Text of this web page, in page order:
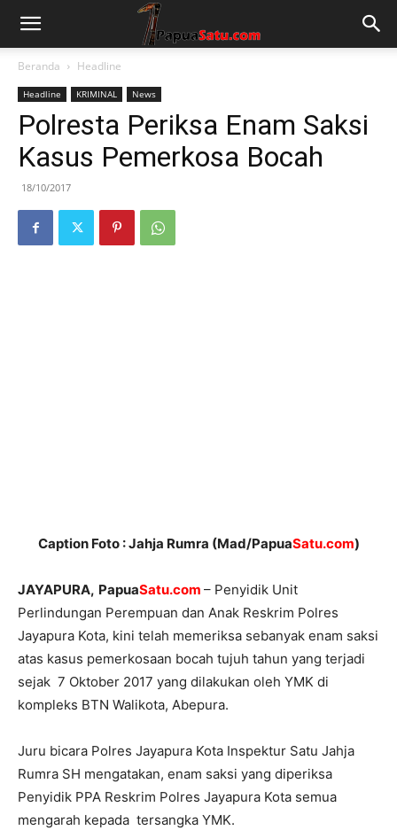
Beranda Headline
Headline KRIMINAL News
Polresta Periksa Enam Saksi
Kasus Pemerkosa Bocah
18/10/2017
Caption Foto : Jahja Rumra (Mad/PapuaSatu.com)
JAYAPURA, PapuaSatu.com – Penyidik Unit
Perlindungan Perempuan dan Anak Reskrim Polres
Jayapura Kota, kini telah memeriksa sebanyak enam saksi
atas kasus pemerkosaan bocah tujuh tahun yang terjadi
sejak 7 Oktober 2017 yang dilakukan oleh YMK di
kompleks BTN Walikota, Abepura.
Juru bicara Polres Jayapura Kota Inspektur Satu Jahja
Rumra SH mengatakan, enam saksi yang diperiksa
Penyidik PPA Reskrim Polres Jayapura Kota semua
mengarah kepada tersangka YMK.